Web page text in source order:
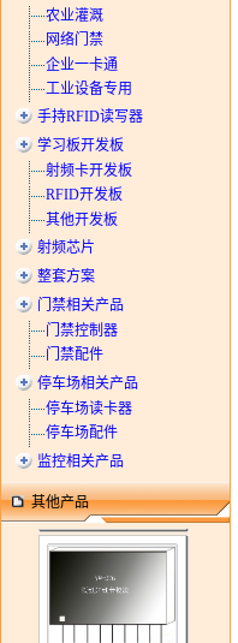
农业灌溉
网络门禁
企业一卡通
工业设备专用
手持RFID读写器
学习板开发板
射频卡开发板
RFID开发板
其他开发板
射频芯片
整套方案
门禁相关产品
门禁控制器
门禁配件
停车场相关产品
停车场读卡器
停车场配件
监控相关产品
其他产品